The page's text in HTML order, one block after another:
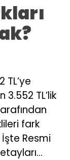
TL’ye
TL’lik
fark
Resmi